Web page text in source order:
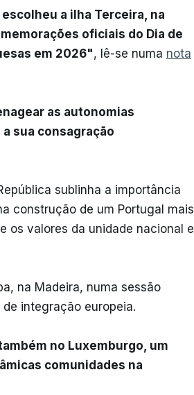
a ilha Terceira, na
oficiais do Dia de
em 2026", lê-se numa nota
as autonomias
sua consagração
sublinha a importância
construção de um Portugal mais
os valores da unidade nacional e
na Madeira, numa sessão
integração europeia.
no Luxemburgo, um
comunidades na